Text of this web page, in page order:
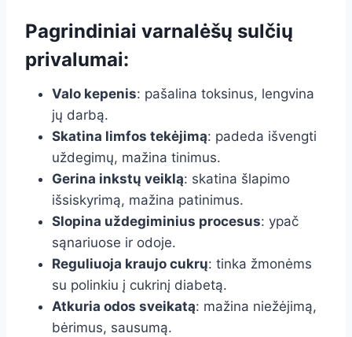
Pagrindiniai varnalėšų sulčių
privalumai:
Valo kepenis: pašalina toksinus, lengvina
jų darbą.
Skatina limfos tekėjimą: padeda išvengti
uždegimų, mažina tinimus.
Gerina inkstų veiklą: skatina šlapimo
išsiskyrimą, mažina patinimus.
Slopina uždegiminius procesus: ypač
sąnariuose ir odoje.
Reguliuoja kraujo cukrų: tinka žmonėms
su polinkiu į cukrinį diabetą.
Atkuria odos sveikatą: mažina niežėjimą,
bėrimus, sausumą.